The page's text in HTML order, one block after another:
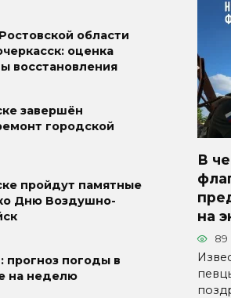
В
на
89
области
оценка
восстановления
завершён
городской
пройдут памятные
Дню Воздушно-
погоды в
на неделю